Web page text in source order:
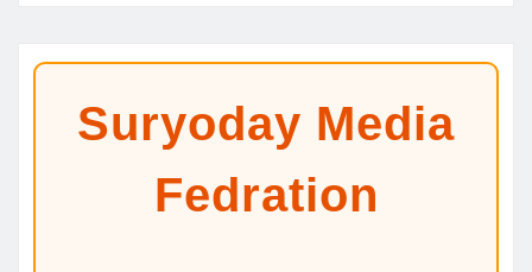
Suryoday Media
Fedration